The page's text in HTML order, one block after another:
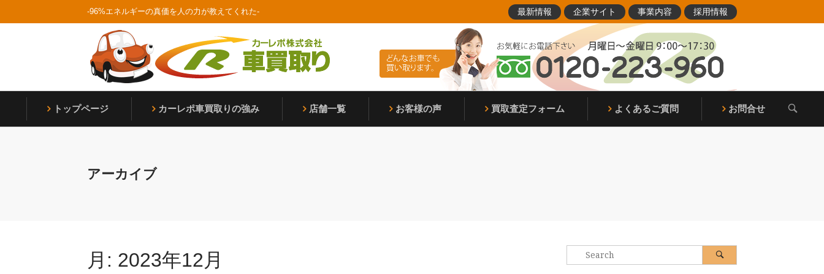
to
-96%エネルギーの真価を人の力が教えてくれた- 最新情報 企業サイト 事業内容 採用情報
Home
トップページ カーレポ⾞買取りの強み 店舗一覧 お客様の声 買取査定フォーム よくあるご質問 お問合せ
OPEN
BAR
アーカイブ
月: 2023年12月
Search
for: